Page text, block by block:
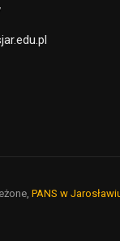
PANS w